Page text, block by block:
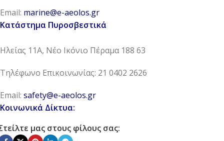
Email: marine@e-aeolos.gr
Κατάστημα Πυροσβεστικά
Ηλείας 11Α, Νέο Ικόνιο Πέραμα 188 63
Τηλέφωνο Επικοινωνίας: 21 0402 2626
Email: safety@e-aeolos.gr
Κοινωνικά Δίκτυα:
μας στους φίλους σας: